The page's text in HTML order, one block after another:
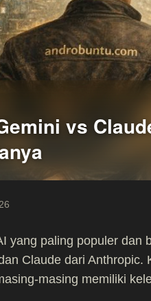
vs
yang paling populer dan
Claude dari Anthropic.
masing memiliki